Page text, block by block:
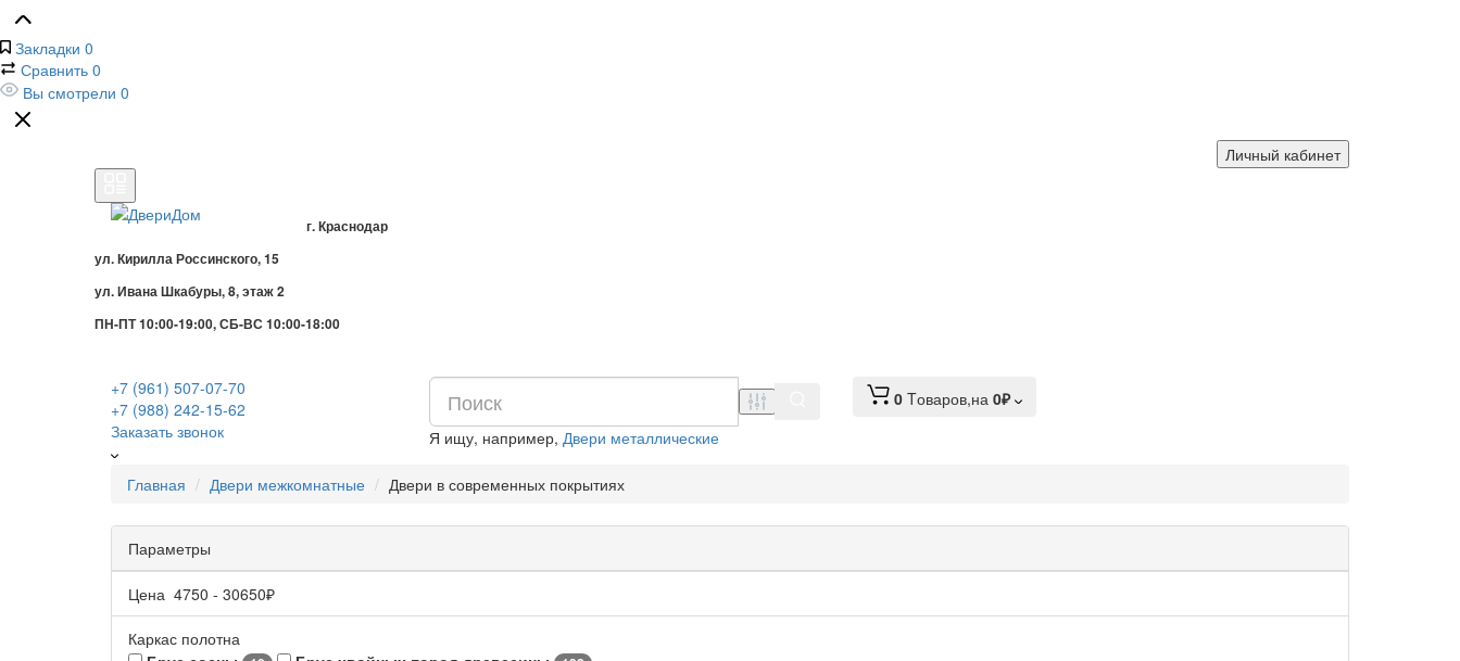
Закладки 0
Сравнить 0
Вы смотрели 0
Личный кабинет
г. Краснодар
ул. Кирилла Россинского, 15
ул. Ивана Шкабуры, 8, этаж 2
ПН-ПТ 10:00-19:00, СБ-ВС 10:00-18:00
+7 (961) 507-07-70
+7 (988) 242-15-62
Заказать звонок
Я ищу, например, Двери металлические
0 Tоваров,на 0₽
Главная Двери межкомнатные Двери в современных покрытиях
Параметры
Цена 4750 - 30650₽
Каркас полотна